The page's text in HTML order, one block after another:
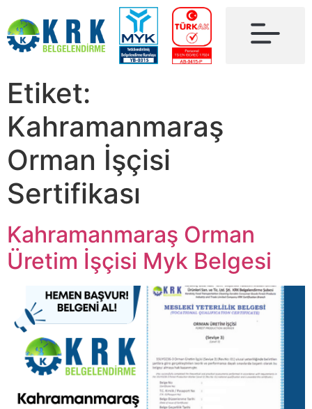
Etiket:
Kahramanmaraş
Orman İşçisi
Sertifikası
Kahramanmaraş Orman
Üretim İşçisi Myk Belgesi